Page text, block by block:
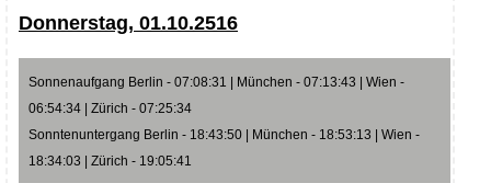
Donnerstag, 01.10.2516
Sonnenaufgang Berlin - 07:08:31 | München - 07:13:43 | Wien -
06:54:34 | Zürich - 07:25:34
Sonntenuntergang Berlin - 18:43:50 | München - 18:53:13 | Wien -
18:34:03 | Zürich - 19:05:41